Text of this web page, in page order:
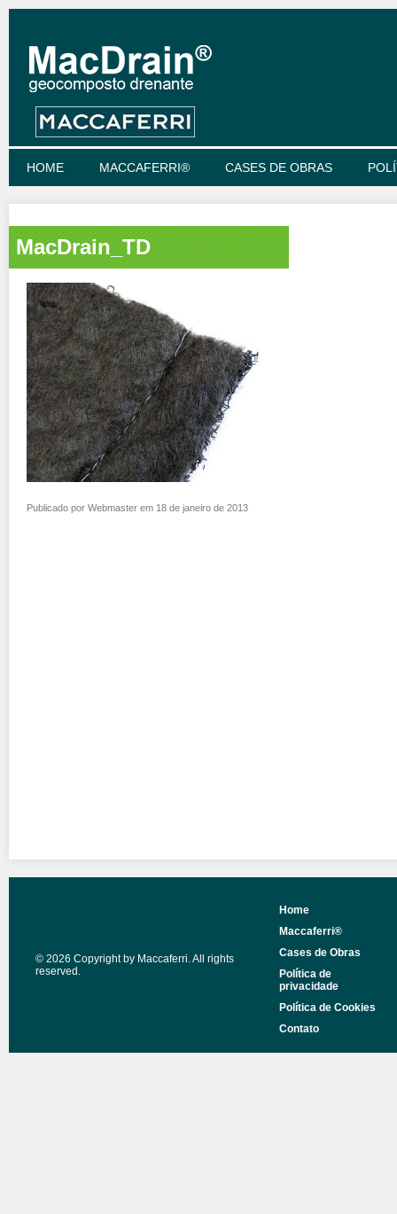
HOME MACCAFERRI® CASES DE OBRAS
MacDrain_TD
Publicado por Webmaster em 18 de janeiro de 2013
© 2026 Copyright by Maccaferri. All rights
reserved.
Home
Maccaferri®
Cases de Obras
Política de
privacidade
Política de Cookies
Contato